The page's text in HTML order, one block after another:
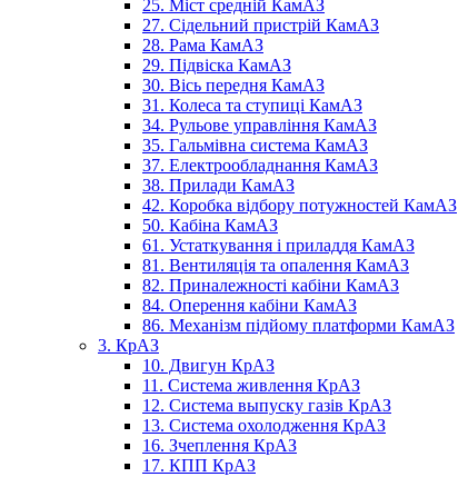
25. Міст средній КамАЗ
27. Сідельний пристрій КамАЗ
28. Рама КамАЗ
29. Підвіска КамАЗ
30. Вісь передня КамАЗ
31. Колеса та ступиці КамАЗ
34. Рульове управління КамАЗ
35. Гальмівна система КамАЗ
37. Електрообладнання КамАЗ
38. Прилади КамАЗ
42. Коробка відбору потужностей КамАЗ
50. Кабіна КамАЗ
61. Устаткування і приладдя КамАЗ
81. Вентиляція та опалення КамАЗ
82. Приналежності кабіни КамАЗ
84. Оперення кабіни КамАЗ
86. Механізм підйому платформи КамАЗ
3. КрАЗ
10. Двигун КрАЗ
11. Система живлення КрАЗ
12. Система выпуску газів КрАЗ
13. Система охолодження КрАЗ
16. Зчеплення КрАЗ
17. КПП КрАЗ